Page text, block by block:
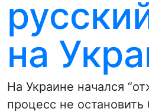
на
На Украине начался
процесс не